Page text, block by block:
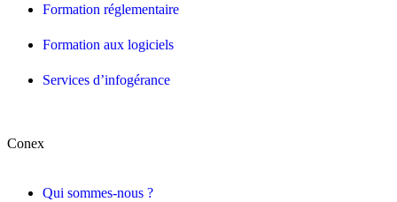
Formation réglementaire
Formation aux logiciels
Services d’infogérance
Conex
Qui sommes-nous ?